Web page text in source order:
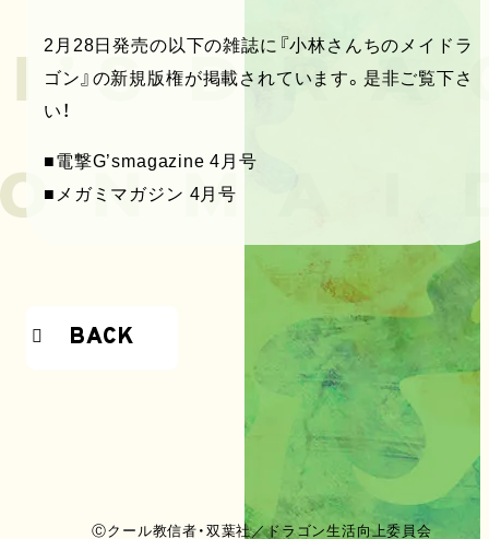
2月28日発売の以下の雑誌に『小林さんちのメイドラ
ゴン』の新規版権が掲載されています。是非ご覧下さ
い！
■電撃G’smagazine 4月号
■メガミマガジン 4月号
BACK
Ⓒクール教信者・双葉社／ドラゴン生活向上委員会